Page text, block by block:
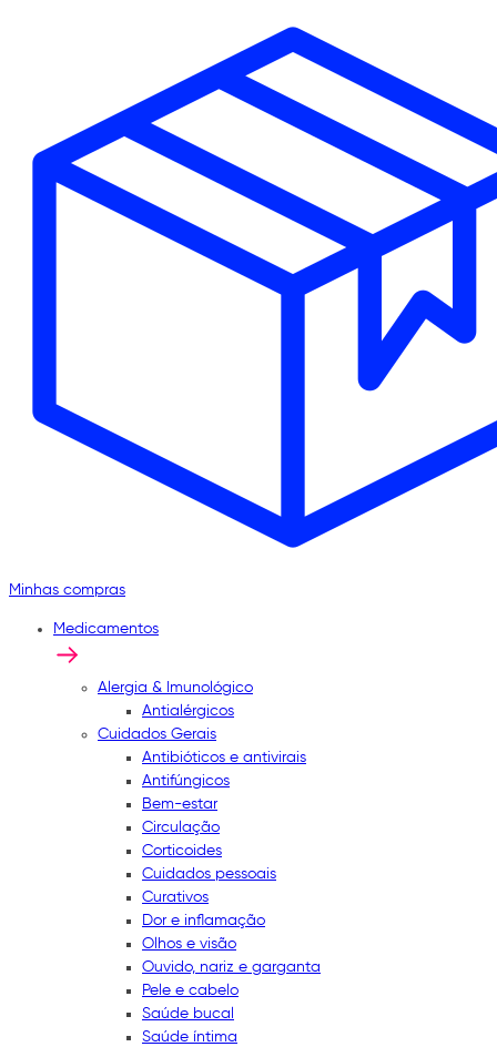
Minhas compras
Medicamentos
Alergia & Imunológico
Antialérgicos
Cuidados Gerais
Antibióticos e antivirais
Antifúngicos
Bem-estar
Circulação
Corticoides
Cuidados pessoais
Curativos
Dor e inflamação
Olhos e visão
Ouvido, nariz e garganta
Pele e cabelo
Saúde bucal
Saúde íntima